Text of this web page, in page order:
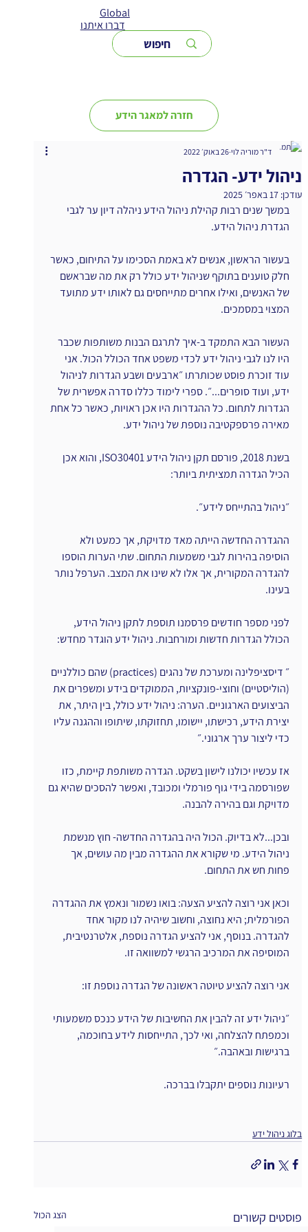
Global
דברו איתנו
חזרה למאגר הידע
ניהול ידע- הגדרה
ד"ר מוריה לוי 26 באוק׳ 2022
עודכן: 17 באפר׳ 2025
במשך שנים רבות קהילת ניהול הידע ניהלה דיון ער לגבי
הגדרת ניהול הידע.
בעשור הראשון, אנשים לא באמת הסכימו על התיחום, כאשר
חלק טוענים בתוקף שניהול ידע כולל רק את מה שבראשם
של האנשים, ואילו אחרים מתייחסים גם לאותו ידע מתועד
המצוי במסמכים.
העשור הבא התמקד ב-איך לתרגם הבנות משותפות שכבר
היו לנו לגבי ניהול ידע לכדי משפט אחד הכולל הכול. אני
עוד זוכרת פוסט שכותרתו ״ארבעים ושבע הגדרות לניהול
ידע, ועוד סופרים...״. ספרי לימוד כללו סדרה אפשרית של
הגדרות לתחום. כל ההגדרות היו אכן ראויות, כאשר כל אחת
מאירה פרספקטיבה נוספת של ניהול ידע.
בשנת 2018, פורסם תקן ניהול הידע ISO30401, והוא אכן
הכיל הגדרה תמציתית ביותר:
״ניהול בהתייחס לידע״.
ההגדרה החדשה הייתה מאד מדויקת, אך כמעט ולא
הוסיפה בהירות לגבי משמעות התחום. שתי הערות הוספו
להגדרה המקורית, אך אלו לא שינו את המצב. הערפל נותר
בעינו.
לפני מספר חודשים פרסמנו תוספת לתקן ניהול הידע,
הכולל הגדרות חדשות ומורחבות. ניהול ידע הוגדר מחדש:
״ דיסציפלינה ומערכת של נהגים (practices) שהם כוללניים
(הוליסטיים) וחוצי-פונקציות, הממוקדים בידע ומשפרים את
הביצועים הארגוניים. הערה: ניהול ידע כולל, בין היתר, את
יצירת הידע, רכישתו, יישומו, תחזוקתו, שיתופו וההגנה עליו
כדי ליצור ערך ארגוני.״
אז עכשיו יכולנו לישון בשקט. הגדרה משותפת קיימת, כזו
שפורסמה בידי גוף פורמלי ומכובד, ואפשר להסכים שהיא גם
מדויקת וגם בהירה להבנה.
ובכן...לא בדיוק. הכול היה בהגדרה החדשה- חוץ מנשמת
ניהול הידע. מי שקורא את ההגדרה מבין מה עושים, אך
פחות חש את התחום.
וכאן אני רוצה להציע הצעה: בואו נשמור ונאמץ את ההגדרה
הפורמלית; היא נחוצה, וחשוב שיהיה לנו מקור אחד
להגדרה. בנוסף, אני להציע הגדרה נוספת, אלטרנטיבית,
המוסיפה את המרכיב הרגשי למשוואה זו.
אני רוצה להציע טיוטה ראשונה של הגדרה נוספת זו:
״ניהול ידע זה להבין את החשיבות של הידע כנכס משמעותי
וכמפתח להצלחה, ואי לכך, התייחסות לידע בחוכמה,
ברגישות ובאהבה.״
רעיונות נוספים יתקבלו בברכה.
בלוג ניהול ידע
פוסטים קשורים הצג הכול